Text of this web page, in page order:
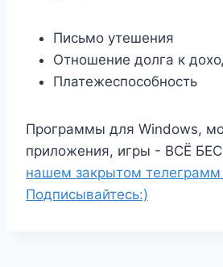
Письмо утешения
Отношение долга к
Платежеспособность
Программы для Windows,
приложения, игры - ВСЁ
нашем закрытом телеграмм
Подписывайтесь:)